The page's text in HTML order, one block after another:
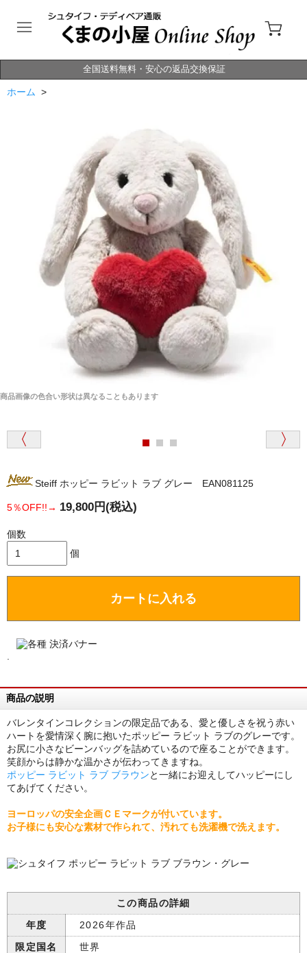
全国送料無料・安心の返品交換保証
ホーム >
商品画像の色合い形状は異なることもあります
Steiff ホッピー ラビット ラブ グレー EAN081125
5％OFF!!→ 19,800円(税込)
個数
個
カートに入れる
商品の説明
バレンタインコレクションの限定品である、愛と優しさを祝う赤い
ハートを愛情深く腕に抱いたポッピー ラビット ラブのグレーです。
お尻に小さなビーンバッグを詰めているので座ることができます。
笑顔からは静かな温かさが伝わってきますね。
ポッピー ラビット ラブ ブラウンと一緒にお迎えしてハッピーにし
てあげてください。
ヨーロッパの安全企画ＣＥマークが付いています。
お子様にも安心な素材で作られて、汚れても洗濯機で洗えます。
この商品の詳細
年度
2026年作品
限定国名
世界